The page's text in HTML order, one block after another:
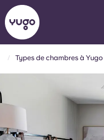
Plus
English (US)
Chinese
Types de chambres à